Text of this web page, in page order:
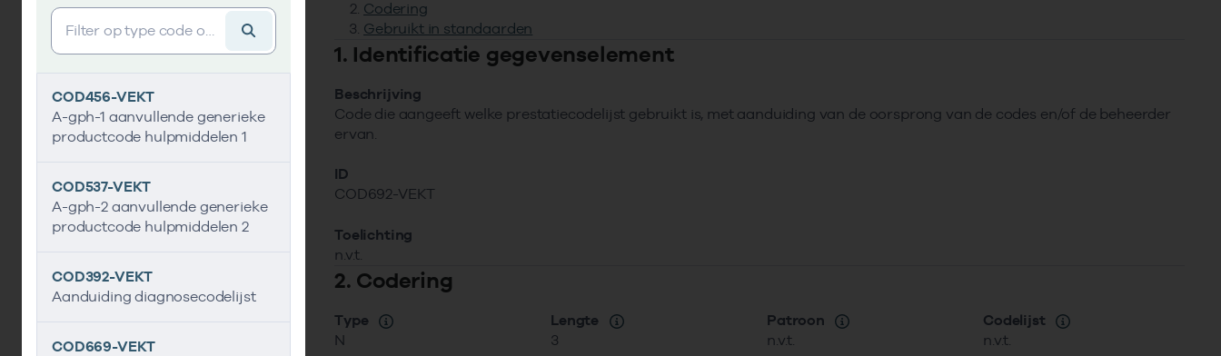
Vind gegevens&shy;element
COD456-VEKT
A-gph-1 aanvullende generieke
productcode hulpmiddelen 1
COD537-VEKT
A-gph-2 aanvullende generieke
productcode hulpmiddelen 2
COD392-VEKT
Aanduiding diagnosecodelijst
COD669-VEKT
Codering
Gebruikt in standaarden
1. Identificatie gegevenselement
Beschrijving
Code die aangeeft welke prestatiecodelijst gebruikt is, met aanduiding van de oorsprong van de codes en/of de beheerder
ervan.
ID
COD692-VEKT
Toelichting
n.v.t.
2. Codering
Type
N
Lengte
3
Patroon
n.v.t.
Codelijst
n.v.t.